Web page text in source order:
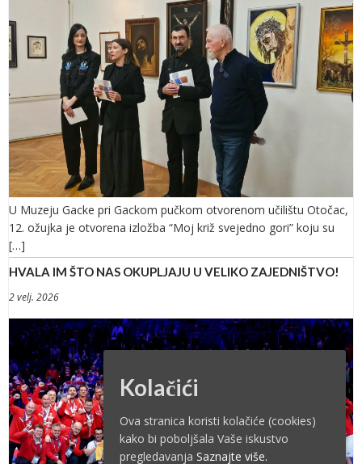
U Muzeju Gacke pri Gackom pučkom otvorenom učilištu Otočac,
12. ožujka je otvorena izložba “Moj križ svejedno gori” koju su
[…]
HVALA IM ŠTO NAS OKUPLJAJU U VELIKO ZAJEDNIŠTVO!
2 velj. 2026
Kolačići
Ova stranica koristi kolačiće (cookies)
kako bi poboljšala Vaše iskustvo
pregledavanja Saznajte više.